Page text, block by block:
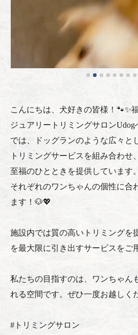
こんにちは、犬好きの皆様！🐾✨
ジュアリートリミングサロン
では、ドッグランのような広々と
トリミングサービスを組み合わせ
至福のひとときを提供していま
それぞれのワンちゃんの個性に合
ます！🐶💖
施設内では質の高いトリミングを
を最大限に引き出すサービスをご
私たちの目指すのは、ワンちゃん
れる空間です。ぜひ一度お越しく
#トリミングサロン